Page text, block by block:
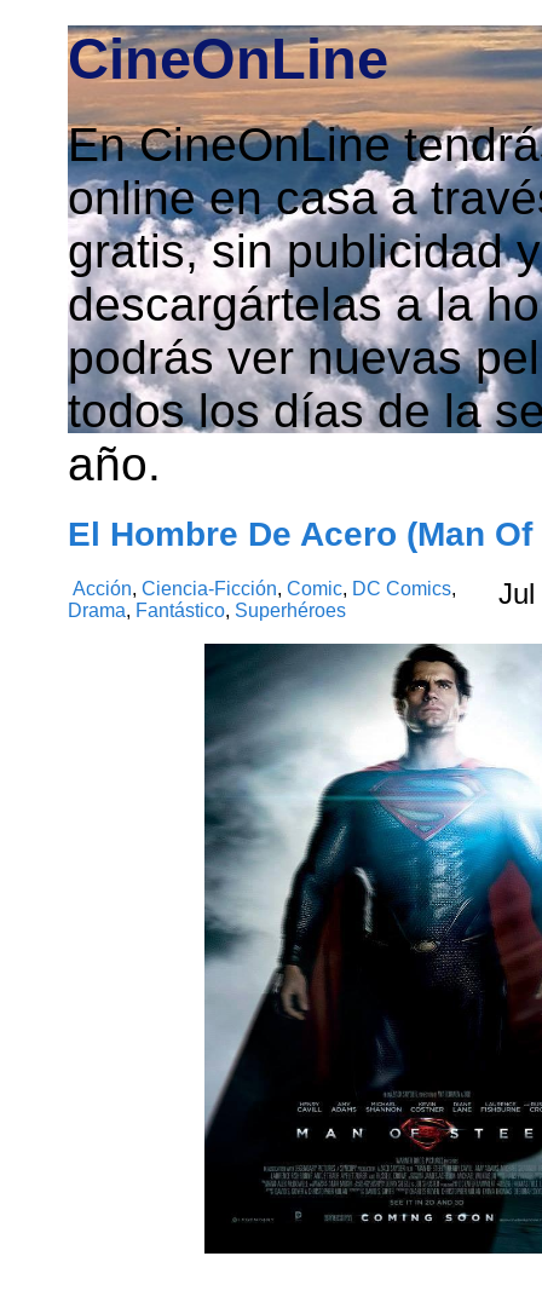
CineOnLine
En CineOnLine
online en casa a
gratis, sin publicidad
descargártelas a la
podrás ver nuevas
todos los días de la
año.
El Hombre De Acero (Man Of
Acción,Ciencia-Ficción,Comic, DC Comics,
Drama, Fantástico, Superhéroes
Jul